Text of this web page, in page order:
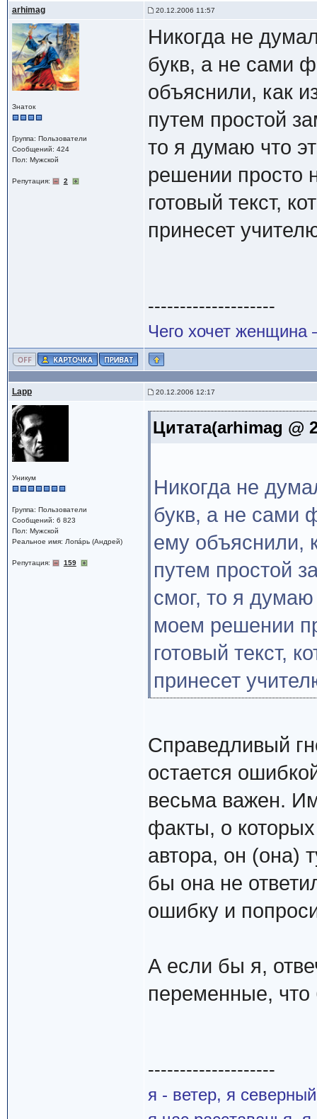
arhimag 20.12.2006 11:57
Знаток
Группа: Пользователи
Сообщений: 424
Пол: Мужской
Репутация: 2
Никогда не
букв, а не сами
объяснили, как
путем простой
то я думаю что
решении просто
готовый текст,
принесет
--------------------
Чего хочет женщина
Lapp 20.12.2006 12:17
Уникум
Группа: Пользователи
Сообщений: 6 823
Пол: Мужской
Реальное имя: Лопáрь (Андрей)
Репутация: 159
Цитата(arhimag @
Никогда не
букв, а не сами
ему объяснили,
путем простой
смог, то я думаю
моем решении
готовый текст,
принесет
Справедливый
остается
весьма важен.
факты, о
автора, он (она)
бы она не
ошибку и
А если бы я,
переменные,
--------------------
я - ветер, я